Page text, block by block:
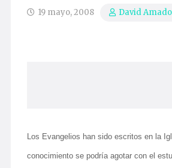
19 mayo, 2008 David Amado
Los Evangelios han sido escritos en la
conocimiento se podría agotar con el